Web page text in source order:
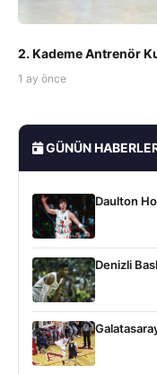
2. Kademe Antrenör
1 ay önce
GÜNÜN
Daulton
Denizli